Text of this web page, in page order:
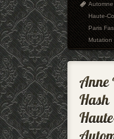
Haute-
Paris
Mutation